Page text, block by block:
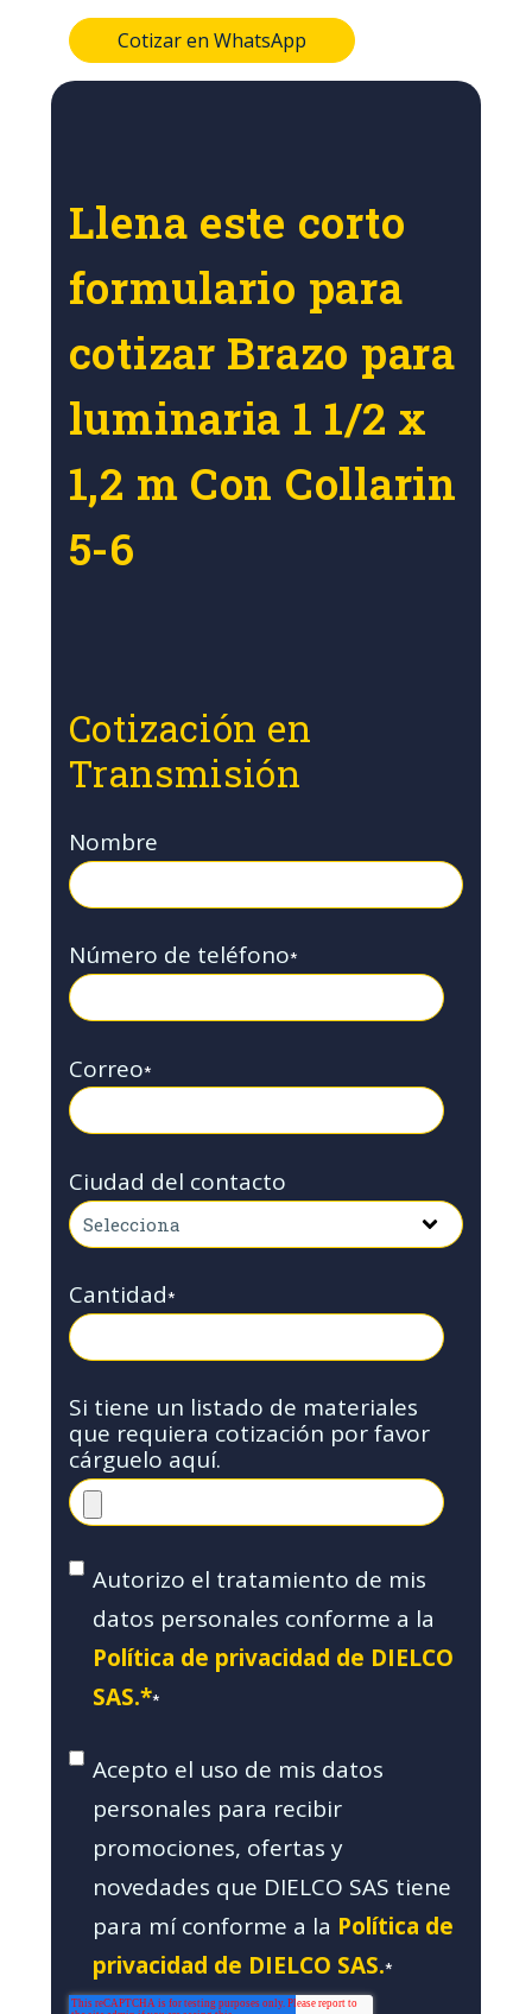
Cotizar en WhatsApp
Llena este corto
formulario para
cotizar Brazo para
luminaria 1 1/2 x
1,2 m Con Collarin
5-6
Cotización en
Transmisión
Nombre
Número de teléfono*
Correo*
Ciudad del contacto
Cantidad*
Si tiene un listado de materiales
que requiera cotización por favor
cárguelo aquí.
Autorizo el tratamiento de mis
datos personales conforme a la
Política de privacidad de DIELCO
SAS.**
Acepto el uso de mis datos
personales para recibir
promociones, ofertas y
novedades que DIELCO SAS tiene
para mí conforme a la Política de
privacidad de DIELCO SAS.*